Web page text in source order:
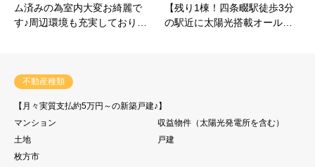
ム済みの為室内大変お綺麗で
す♪周辺環境も充実しており…
【残り1棟！四条畷駅徒歩3分
の駅近に太陽光搭載オール…
不動産種類
【月々実質支払約5万円～の新築戸建♪】
マンション
収益物件（太陽光発電所を含む）
土地
戸建
枚方市